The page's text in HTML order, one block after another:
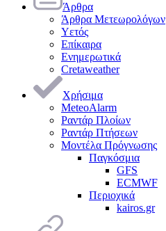
Άρθρα
Άρθρα Μετεωρολόγων
Υετός
Επίκαιρα
Ενημερωτικά
Cretaweather
Χρήσιμα
MeteoAlarm
Ραντάρ Πλοίων
Ραντάρ Πτήσεων
Μοντέλα Πρόγνωσης
Παγκόσμια
GFS
ECMWF
Περιοχικά
kairos.gr